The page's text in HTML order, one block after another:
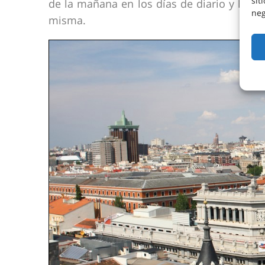
de la mañana en los días de diario y
misma.